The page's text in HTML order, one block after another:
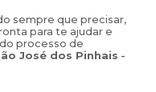
sempre que precisar,
para te ajudar e
processo de
José dos Pinhais -